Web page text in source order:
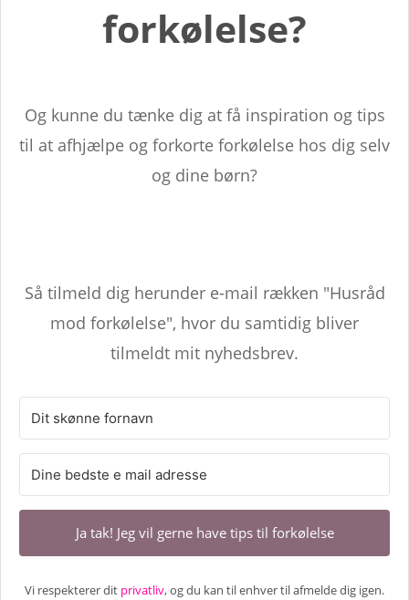
forkølelse?
Og kunne du tænke dig at få inspiration og tips
til at afhjælpe og forkorte forkølelse hos dig selv
og dine børn?
Så tilmeld dig herunder e-mail rækken "Husråd
mod forkølelse", hvor du samtidig bliver
tilmeldt mit nyhedsbrev.
Ja tak! Jeg vil gerne have tips til forkølelse
Vi respekterer dit privatliv, og du kan til enhver til afmelde dig igen.